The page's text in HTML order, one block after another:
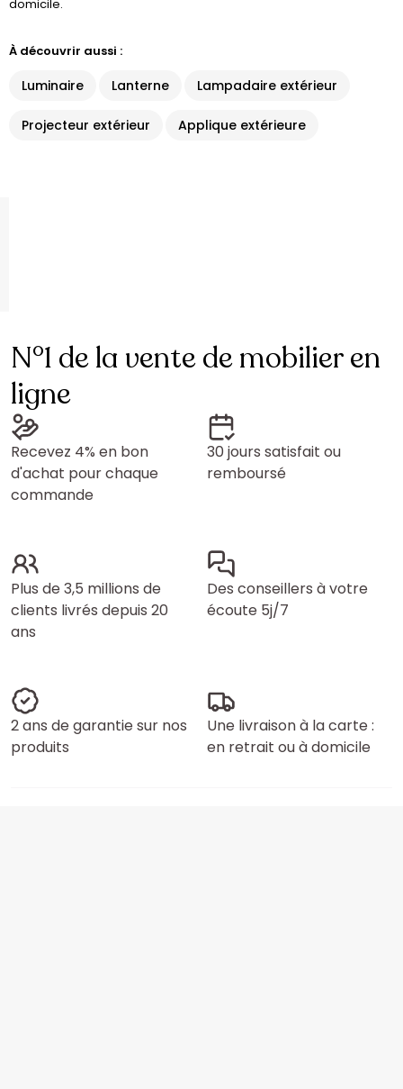
domicile.
À découvrir aussi :
Luminaire Lanterne Lampadaire extérieur
Projecteur extérieur Applique extérieure
N°1 de la vente de mobilier en
ligne
Recevez 4% en bon
d'achat pour chaque
commande
30 jours satisfait ou
remboursé
Plus de 3,5 millions de
clients livrés depuis 20
ans
Des conseillers à votre
écoute 5j/7
2 ans de garantie sur nos
produits
Une livraison à la carte :
en retrait ou à domicile